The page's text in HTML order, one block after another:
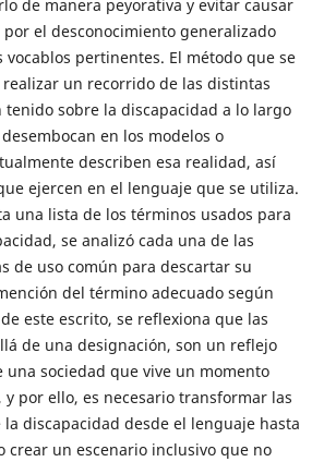
de manera peyorativa y evitar causar
el desconocimiento generalizado
vocablos pertinentes. El método que se
un recorrido de las distintas
tenido sobre la discapacidad a lo largo
en los modelos o
describen esa realidad, así
ejercen en el lenguaje que se utiliza.
una lista de los términos usados para
se analizó cada una de las
de uso común para descartar su
del término adecuado según
este escrito, se reflexiona que las
de una designación, son un reflejo
una sociedad que vive un momento
y por ello, es necesario transformar las
discapacidad desde el lenguaje hasta
crear un escenario inclusivo que no